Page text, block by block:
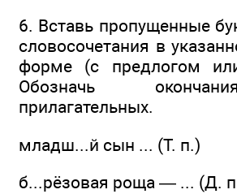
6. Вставь пропущенные
словосочетания в
форме (с предлогом
Обозначь
прилагательных.
младш...й сын ... (Т. п.)
б...рёзовая роща — ... (Д.